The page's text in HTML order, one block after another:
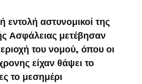
εντολή αστυνομικοί της
Ασφάλειας μετέβησαν
του νομού, όπου οι
είχαν θάψει το
το μεσημέρι